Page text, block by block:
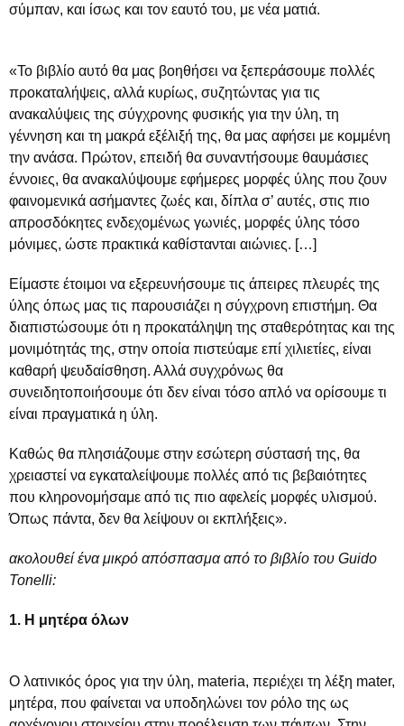
σύμπαν, και ίσως και τον εαυτό του, με νέα ματιά.
«Το βιβλίο αυτό θα μας βοηθήσει να ξεπεράσουμε πολλές
προκαταλήψεις, αλλά κυρίως, συζητώντας για τις
ανακαλύψεις της σύγχρονης φυσικής για την ύλη, τη
γέννηση και τη μακρά εξέλιξή της, θα μας αφήσει με κομμένη
την ανάσα. Πρώτον, επειδή θα συναντήσουμε θαυμάσιες
έννοιες, θα ανακαλύψουμε εφήμερες μορφές ύλης που ζουν
φαινομενικά ασήμαντες ζωές και, δίπλα σ’ αυτές, στις πιο
απροσδόκητες ενδεχομένως γωνιές, μορφές ύλης τόσο
μόνιμες, ώστε πρακτικά καθίστανται αιώ­νιες. […]
Είμαστε έτοιμοι να εξερευνήσουμε τις άπειρες πλευρές της
ύλης όπως μας τις παρουσιάζει η σύγχρονη επιστήμη. Θα
διαπιστώσουμε ότι η προκατάληψη της σταθερότητας και της
μονιμότητάς της, στην οποία πιστεύαμε επί χιλιετίες, είναι
καθαρή ψευδαίσθηση. Αλλά συγχρόνως θα
συνειδητοποιήσουμε ότι δεν είναι τόσο απλό να ορίσουμε τι
είναι πραγματικά η ύλη.
Καθώς θα πλησιάζουμε στην εσώτερη σύστασή της, θα
χρειαστεί να εγκαταλείψουμε πολλές από τις βεβαιότητες
που κληρονομήσαμε από τις πιο αφελείς μορφές υλισμού.
Όπως πάντα, δεν θα λείψουν οι εκπλήξεις».
ακολουθεί ένα μικρό απόσπασμα από το βιβλίο του Guido
Tonelli:
1. H μητέρα όλων
Ο λατινικός όρος για την ύλη, materia, περιέχει τη λέξη mater,
μητέρα, που φαίνεται να υποδηλώνει τον ρόλο της ως